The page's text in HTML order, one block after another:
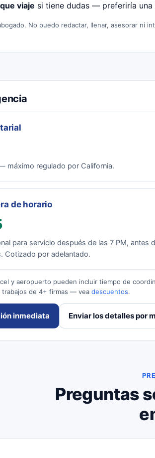
viaje si tiene dudas — preferiría una
No puedo redactar, llenar, asesorar ni
máximo regulado por California.
de horario
para servicio después de las 7 PM, antes
Cotizado por adelantado.
y aeropuerto pueden incluir tiempo de
de 4+ firmas — vea descuentos.
inmediata Enviar los detalles por
Preguntas